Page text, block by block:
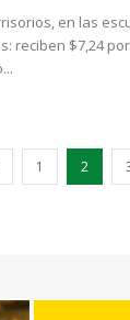
en las
reciben $7,24
1 2